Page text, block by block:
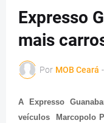
Expresso
mais
Por MOB Ceará -
A Expresso
veículos Marcopolo